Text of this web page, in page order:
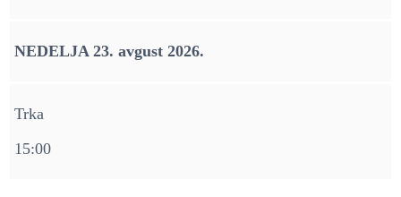
NEDELJA 23. avgust 2026.
Trka
15:00